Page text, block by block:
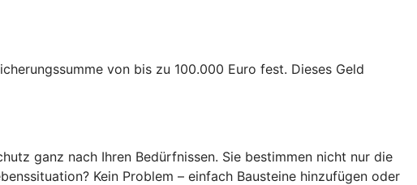
von bis zu 100.000 Euro fest. Dieses Geld
ganz nach Ihren Bedürfnissen. Sie bestimmen nicht nur die
Kein Problem – einfach Bausteine hinzufügen oder